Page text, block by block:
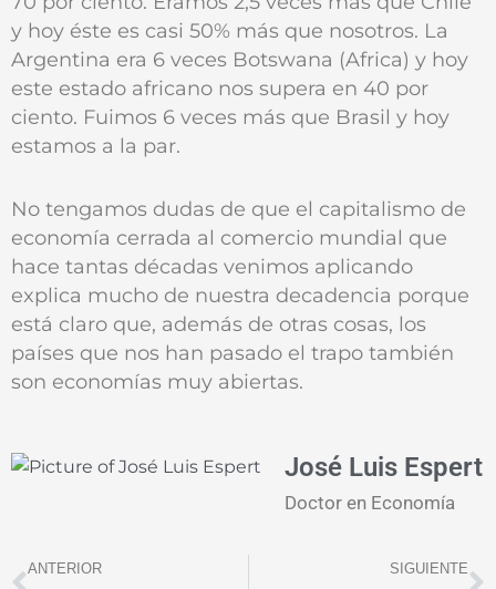
y hoy éste es casi 50% más que nosotros. La
Argentina era 6 veces Botswana (Africa) y hoy
este estado africano nos supera en 40 por
ciento. Fuimos 6 veces más que Brasil y hoy
estamos a la par.
No tengamos dudas de que el capitalismo de
economía cerrada al comercio mundial que
hace tantas décadas venimos aplicando
explica mucho de nuestra decadencia porque
está claro que, además de otras cosas, los
países que nos han pasado el trapo también
son economías muy abiertas.
José Luis Espert
Doctor en Economía
Prev
ANTERIOR SIGUIENTE